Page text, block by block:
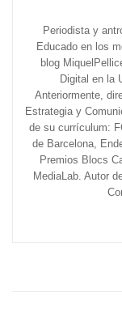
Periodista y
Educado en los
blog
Digital en la
Anteriormente,
Estrategia y
de su currículum:
de Barcelona,
Premios Blocs
MediaLab. Autor